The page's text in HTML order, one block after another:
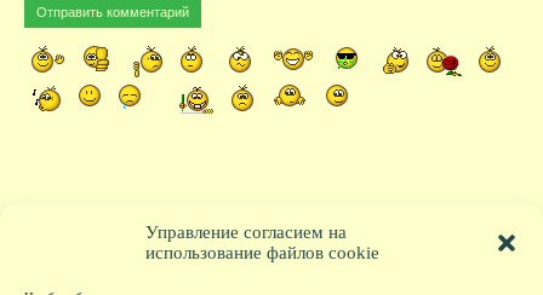
Управление согласием на
использование файлов cookie